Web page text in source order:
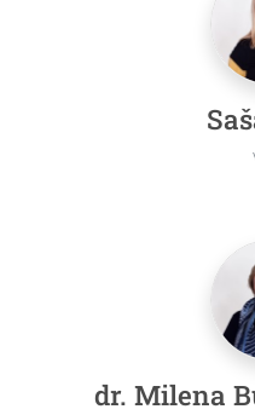
dr. Milena